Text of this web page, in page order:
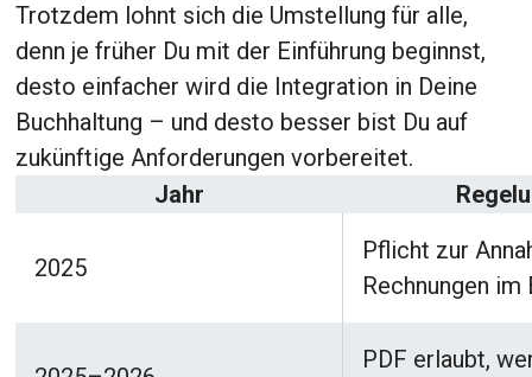
Trotzdem lohnt sich die Umstellung für alle,
denn je früher Du mit der Einführung beginnst,
desto einfacher wird die Integration in Deine
Buchhaltung – und desto besser bist Du auf
zukünftige Anforderungen vorbereitet.
Jahr
2025
Pflicht zur
Rechnungen im
PDF erlaubt,